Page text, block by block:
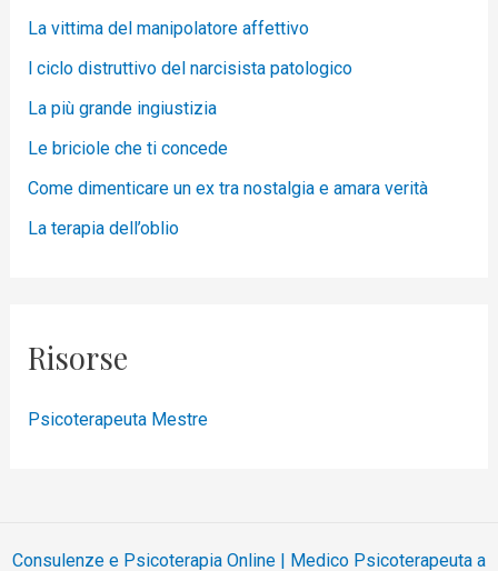
La vittima del manipolatore affettivo
l ciclo distruttivo del narcisista patologico
La più grande ingiustizia
Le briciole che ti concede
Come dimenticare un ex tra nostalgia e amara verità
La terapia dell’oblio
Risorse
Psicoterapeuta Mestre
Consulenze e Psicoterapia Online | Medico Psicoterapeuta a